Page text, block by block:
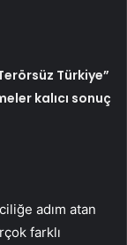
Türkiye”
kalıcı sonuç
adım atan
farklı